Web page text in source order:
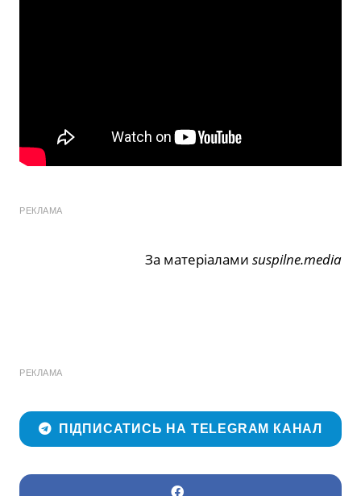
РЕКЛАМА
За матеріалами suspilne.media
РЕКЛАМА
ПІДПИСАТИСЬ НА TELEGRAM КАНАЛ